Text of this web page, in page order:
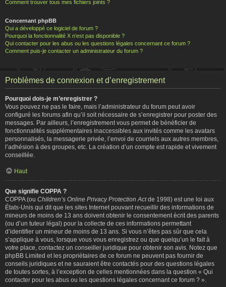
Comment trouver tous mes fichiers joints ?
Concernant phpBB
Qui a développé ce logiciel de forum ?
Pourquoi la fonctionnalité X n’est pas disponible ?
Qui contacter pour les abus ou les questions légales concernant ce forum ?
Comment puis-je contacter un administrateur du forum ?
Problèmes de connexion et d’enregistrement
Pourquoi dois-je m’enregistrer ?
Vous pouvez ne pas le faire, mais l’administrateur du forum peut avoir
configuré les forums afin qu’il soit nécessaire de s’enregistrer pour poster des
messages. Par ailleurs, l’enregistrement vous permet de bénéficier de
fonctionnalités supplémentaires inaccessibles aux invités comme les avatars
personnalisés, la messagerie privée, l’envoi de courriels aux autres membres,
l’adhésion à des groupes, etc. La création d’un compte est rapide et vivement
conseillée.
Haut
Que signifie COPPA ?
COPPA (ou Children’s Online Privacy Protection Actde 1998) est une loi aux
États-Unis qui dit que les sites Internet pouvant recueillir des informations de
mineurs de moins de 13 ans doivent obtenir le consentement écrit des parents
(ou d’un tuteur légal) pour la collecte de ces informations permettant
d’identifier un mineur de moins de 13 ans. Si vous n’êtes pas sûr que cela
s’applique à vous, lorsque vous vous enregistrez ou que quelqu’un le fait à
votre place, contactez un conseiller juridique pour obtenir son avis. Notez que
phpBB Limited et les propriétaires de ce forum ne peuvent pas fournir de
conseils juridiques et ne sauraient être contactés pour des questions légales
de toutes sortes, à l’exception de celles mentionnées dans la question « Qui
contacter pour les abus ou les questions légales concernant ce forum ? ».